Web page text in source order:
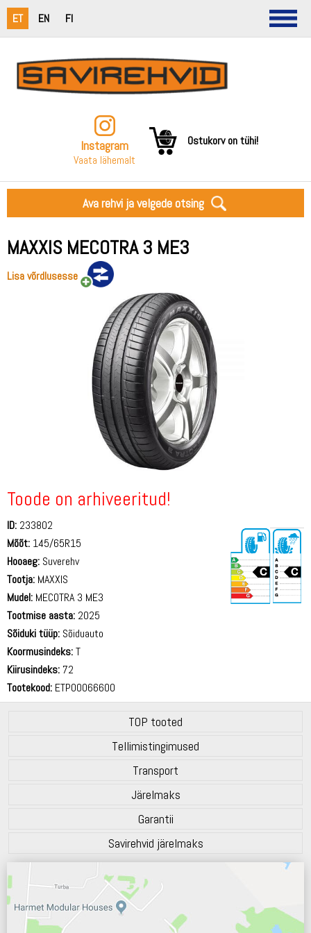
ET EN FI
Instagram
Vaata lähemalt
Ostukorv on tühi!
Ava rehvi ja velgede otsing
MAXXIS MECOTRA 3 ME3
Lisa võrdlusesse
Toode on arhiveeritud!
ID: 233802
Mõõt: 145/65R15
Hooaeg: Suverehv
Tootja: MAXXIS
Mudel: MECOTRA 3 ME3
Tootmise aasta: 2025
Sõiduki tüüp: Sõiduauto
Koormusindeks:T
Kiirusindeks: 72
Tootekood: ETP00066600
TOP tooted
Tellimistingimused
Transport
Järelmaks
Garantii
Savirehvid järelmaks